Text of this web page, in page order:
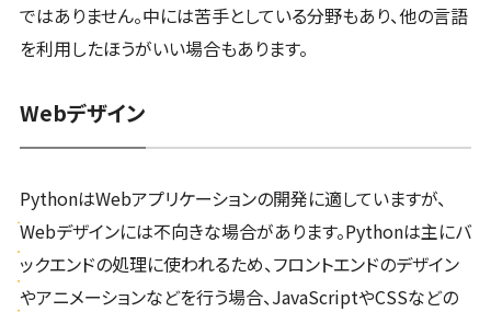
ではありません。中には苦手としている分野もあり、他の言語
を利用したほうがいい場合もあります。
Webデザイン
PythonはWebアプリケーションの開発に適していますが、
Webデザインには不向きな場合があります。Pythonは主にバ
ックエンドの処理に使われるため、フロントエンドのデザイン
やアニメーションなどを行う場合、JavaScriptやCSSなどの